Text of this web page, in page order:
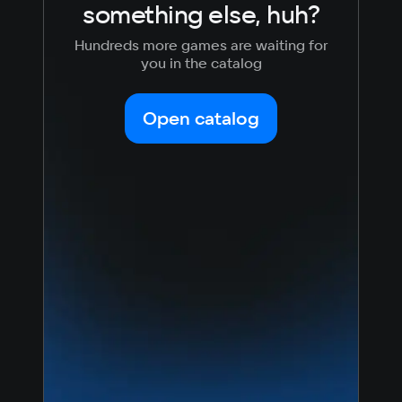
something else, huh?
Hundreds more games are waiting for
you in the catalog
Open catalog